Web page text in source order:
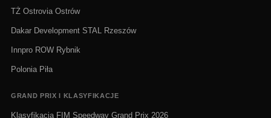
TŻ Ostrovia Ostrów
Dakar Development STAL Rzeszów
Innpro ROW Rybnik
Polonia Piła
GRAND PRIX I KLASYFIKACJE
Klasyfikacja FIM Speedway Grand Prix 2026